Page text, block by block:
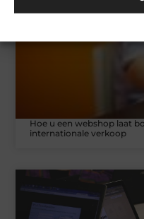
Hoe u een webshop laat
internationale verkoop